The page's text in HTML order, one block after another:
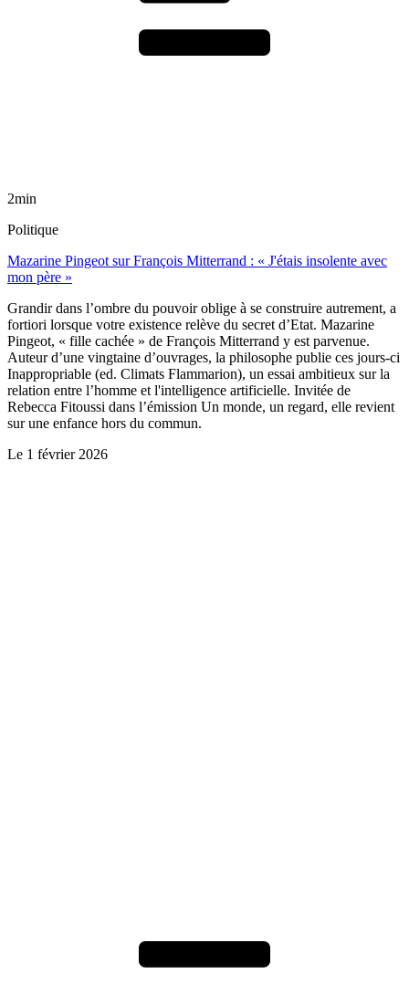
2min
Politique
Mazarine Pingeot sur François Mitterrand : « J'étais insolente avec
mon père »
Grandir dans l’ombre du pouvoir oblige à se construire autrement, a
fortiori lorsque votre existence relève du secret d’Etat. Mazarine
Pingeot, « fille cachée » de François Mitterrand y est parvenue.
Auteur d’une vingtaine d’ouvrages, la philosophe publie ces jours-ci
Inappropriable (ed. Climats Flammarion), un essai ambitieux sur la
relation entre l’homme et l'intelligence artificielle. Invitée de
Rebecca Fitoussi dans l’émission Un monde, un regard, elle revient
sur une enfance hors du commun.
Le 1 février 2026